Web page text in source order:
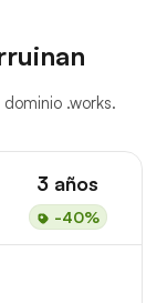
.works.
3 años
-40%